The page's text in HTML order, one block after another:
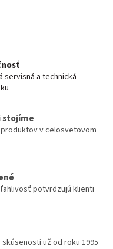
servisná a technická
stojíme
v celosvetovom
potvrdzujú klienti
už od roku 1995